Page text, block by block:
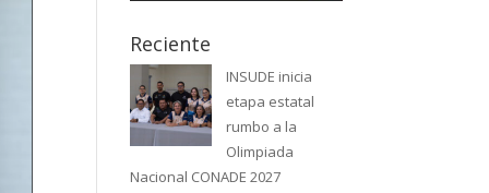
Reciente
INSUDE inicia
etapa estatal
rumbo a la
Olimpiada
Nacional CONADE 2027